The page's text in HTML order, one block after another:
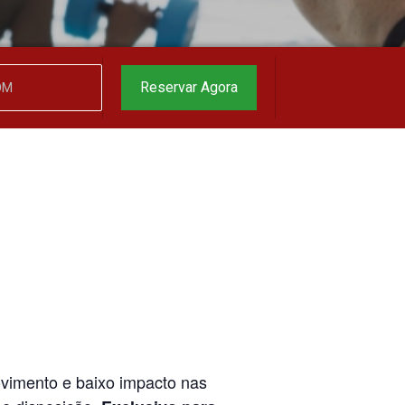
e baixo impacto nas
garantido
▼
Reservar Agora